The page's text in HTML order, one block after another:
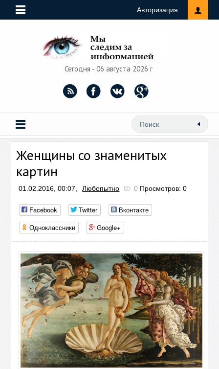
Авторизация
Сегодня - 06 августа 2026 г
Женщины со знаменитых
картин
01.02.2016, 00:07, Любопытно 0 Просмотров: 0
Facebook Twitter
Вконтакте
Одноклассники
Google+